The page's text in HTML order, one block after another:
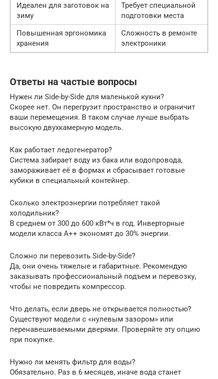
Идеален для заготовок на
зиму
Требует специальной
подготовки места
Повышенная эргономика
хранения
Сложность в ремонте
электроники
Ответы на частые вопросы
Нужен ли Side-by-Side для маленькой кухни?
Скорее нет. Он перегрузит пространство и ограничит
ваши перемещения. В таком случае лучше выбрать
высокую двухкамерную модель.
Как работает ледогенератор?
Система забирает воду из бака или водопровода,
замораживает её в формах и сбрасывает готовые
кубики в специальный контейнер.
Сколько электроэнергии потребляет такой
холодильник?
В среднем от 300 до 600 кВт*ч в год. Инверторные
модели класса A++ экономят до 30% энергии.
Сложно ли перевозить Side-by-Side?
Да, они очень тяжелые и габаритные. Рекомендую
заказывать профессиональный подъем и перевозку,
чтобы не повредить компрессор.
Что делать, если дверь не открывается полностью?
Существуют модели с «нулевым зазором» или
перенавешиваемыми дверями. Проверяйте эту опцию
при покупке.
Нужно ли менять фильтр для воды?
Обязательно. Раз в 6 месяцев, иначе вода станет